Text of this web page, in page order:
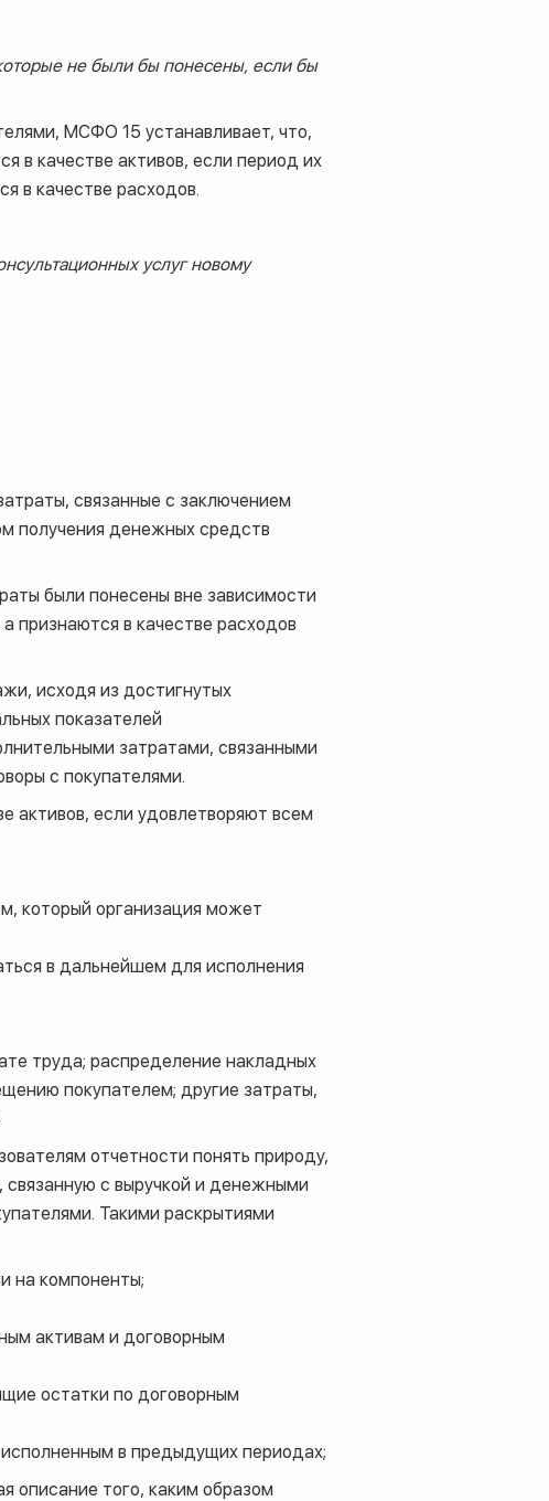
не были бы понесены, если бы
МСФО 15 устанавливает, что,
в качестве активов, если период их
в качестве расходов.
услуг новому
связанные с заключением
получения денежных средств
были понесены вне зависимости
признаются в качестве расходов
исходя из достигнутых
показателей
затратами, связанными
с покупателями.
активов, если удовлетворяют всем
который организация может
в дальнейшем для исполнения
труда; распределение накладных
покупателем; другие затраты,
отчетности понять природу,
с выручкой и денежными
Такими раскрытиями
на компоненты;
активам и договорным
остатки по договорным
в предыдущих периодах;
описание того, каким образом